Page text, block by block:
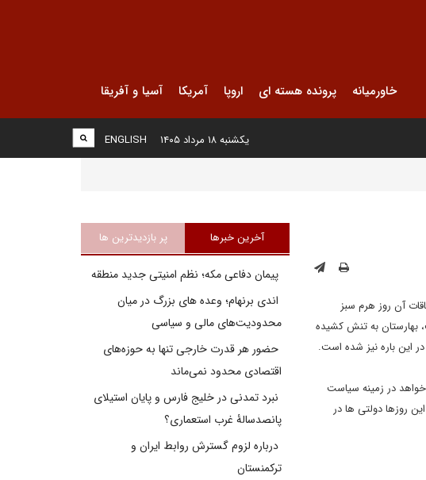
خاورمیانه پرونده هسته ای اروپا آمریکا آسیا و آفریقا
ENGLISH یکشنبه ۱۸ مرداد ۱۴۰۵
آن روز هرم سبز
بهارستان به تنش کشیده
این باره نیز شده است.
در زمینه سیاست
روزها دولتی ها در
آخرین خبرها پر بازدیدترین ها
پیمان دفاعی مکه؛ نظم امنیتی جدید منطقه
اندی برنهام؛ وعده های بزرگ در میان
محدودیت‌های مالی و سیاسی
حضور هر قدرت خارجی تنها به حوزه‌های
اقتصادی محدود نمی‌ماند
نبرد تمدنی در خلیج فارس و پایان استیلای
پانصدسالۀ غرب استعماری؟
درباره لزوم گسترش روابط ایران و
ترکمنستان